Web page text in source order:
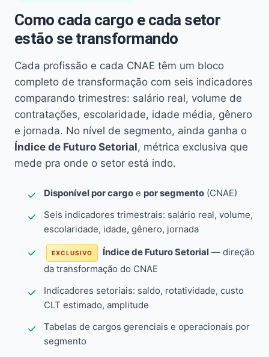
Como cada cargo e cada setor
estão se transformando
Cada profissão e cada CNAE têm um bloco
completo de transformação com seis indicadores
comparando trimestres: salário real, volume de
contratações, escolaridade, idade média, gênero
e jornada. No nível de segmento, ainda ganha o
Índice de Futuro Setorial, métrica exclusiva que
mede pra onde o setor está indo.
Disponível por cargo e por segmento (CNAE)
Seis indicadores trimestrais: salário real, volume,
escolaridade, idade, gênero, jornada
EXCLUSIVO Índice de Futuro Setorial — direção
da transformação do CNAE
Indicadores setoriais: saldo, rotatividade, custo
CLT estimado, amplitude
Tabelas de cargos gerenciais e operacionais por
segmento